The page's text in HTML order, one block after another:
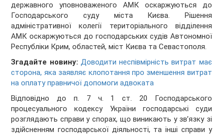
державного уповноваженого АМК оскаржуються до
Господарського суду міста Києва. Рішення
адміністративної колегії територіального відділення
АМК оскаржуються до господарських судів Автономної
Республіки Крим, областей, міст Києва та Севастополя.
Згадайте новину: Доводити неспівмірність витрат має
сторона, яка заявляє клопотання про зменшення витрат
на оплату правничої допомоги адвоката
Відповідно до п. 7 ч. 1 ст. 20 Господарського
процесуального кодексу України господарські суди
розглядають справи у спорах, що виникають у зв’язку зі
здійсненням господарської діяльності, та інші справи у